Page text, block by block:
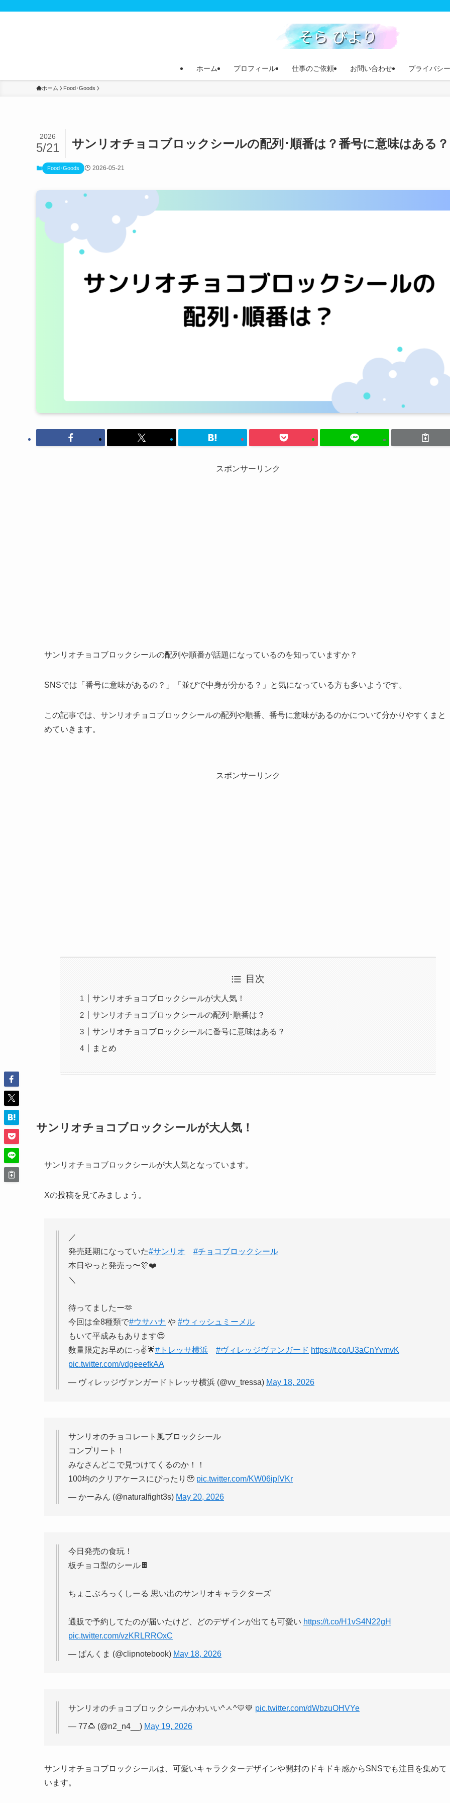
ホーム プロフィール 仕事のご依頼 お問い合わせ プライバシ
ホーム Food･Goods
サンリオチョコブロックシールの配列･順番は？番号に意味はある？
2026
5/21
Food･Goods 2026-05-21
スポンサーリンク
サンリオチョコブロックシールの配列や順番が話題になっているのを知っていますか？
SNSでは「番号に意味があるの？」「並びで中身が分かる？」と気になっている方も多いようです。
この記事では、サンリオチョコブロックシールの配列や順番、番号に意味があるのかについて分かりやすくまと
めていきます。
スポンサーリンク
目次
サンリオチョコブロックシールが大人気！
サンリオチョコブロックシールの配列･順番は？
サンリオチョコブロックシールに番号に意味はある？
まとめ
サンリオチョコブロックシールが大人気！
サンリオチョコブロックシールが大人気となっています。
Xの投稿を見てみましょう。
／
発売延期になっていた#サンリオ
#チョコブロックシール
本日やっと発売っ〜🎊❤️
＼
待ってましたー🫶
今回は全8種類で#ウサハナ や #ウィッシュミーメル
もいて平成みもあります😍
数量限定お早めにっ✌️🌟#トレッサ横浜 #ヴィレッジヴァンガード https://t.co/U3aCnYvmvK
pic.twitter.com/vdgeeefkAA
— ヴィレッジヴァンガードトレッサ横浜 (@vv_tressa) May 18, 2026
サンリオのチョコレート風ブロックシール
コンプリート！
みなさんどこで見つけてくるのか！！
100均のクリアケースにぴったり🥹 pic.twitter.com/KW06iplVKr
— かーみん (@naturalfight3s) May 20, 2026
今日発売の食玩！
板チョコ型のシール🍫
ちょこぶろっくしーる 思い出のサンリオキャラクターズ
通販で予約してたのが届いたけど、どのデザインが出ても可愛い https://t.co/H1vS4N22gH
pic.twitter.com/vzKRLRROxC
— ぱんくま (@clipnotebook) May 18, 2026
サンリオのチョコブロックシールかわいい^ㅅ^💛💙 pic.twitter.com/dWbzuOHVYe
— 77🍮 (@n2_n4__) May 19, 2026
サンリオチョコブロックシールは、可愛いキャラクターデザインや開封のドキドキ感からSNSでも注目を集めて
います。